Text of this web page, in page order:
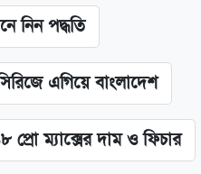
নিন পদ্ধতি
এগিয়ে বাংলাদেশ
ম্যাক্সের দাম ও ফিচার